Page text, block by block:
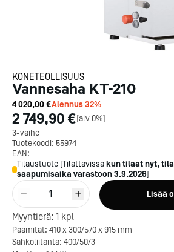
KONETEOLLISUUS
Vannesaha KT-210
4 020,00 €Alennus32%
2 749,90 €[alv 0%]
3-vaihe
Tuotekoodi: 55974
EAN:
Tilaustuote [Tilattavissa kun tilaat nyt,
saapumisaika varastoon3.9.2026]
1 Lisää
Myyntierä: 1 kpl
Päämitat: 410 x 300/570 x 915 mm
Sähköliitäntä: 400/50/3